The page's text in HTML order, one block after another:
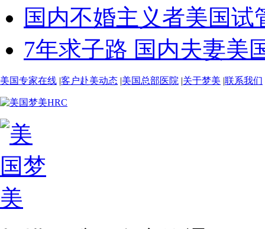
国内不婚主义者美国
7年求子路 国内夫妻美
美国专家在线 |客户赴美动态 |美国总部医院 |关于梦美 |联系我们